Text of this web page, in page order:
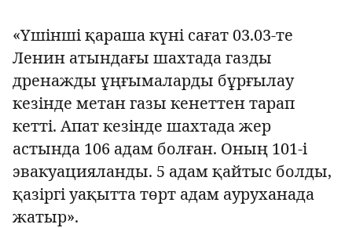
«Үшінші қараша күні сағат 03.03-те
Ленин атындағы шахтада газды
дренажды ұңғымаларды бұрғылау
кезінде метан газы кенеттен тарап
кетті. Апат кезінде шахтада жер
астында 106 адам болған. Оның 101-і
эвакуацияланды. 5 адам қайтыс болды,
қазіргі уақытта төрт адам ауруханада
жатыр».